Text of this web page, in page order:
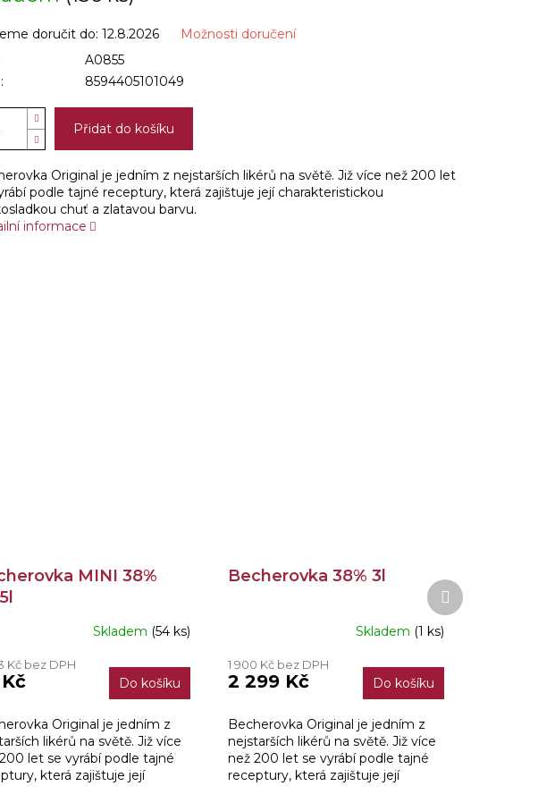
doručit do: 12.8.2026
Možnosti doručení
A0855
8594405101049
Přidat do košíku
Original je jedním z nejstarších likérů na světě. Již více než 200 let
podle tajné receptury, která zajištuje její charakteristickou
chuť a zlatavou barvu.
informace
MINI 38%
Skladem (54 ks)
Kč bez DPH
Do košíku
Original je jedním z
likérů na světě. Již více
let se vyrábí podle tajné
která zajištuje její
Becherovka 38% 3l
Skladem (1 ks)
1 900 Kč bez DPH
2 299 Kč Do košíku
Becherovka Original je jedním z
nejstarších likérů na světě. Již více
než 200 let se vyrábí podle tajné
receptury, která zajištuje její
Další
produkt